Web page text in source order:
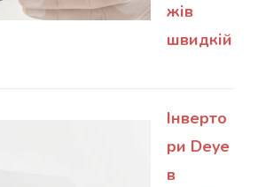
жів
швидкій
Інверто
ри Deye
в